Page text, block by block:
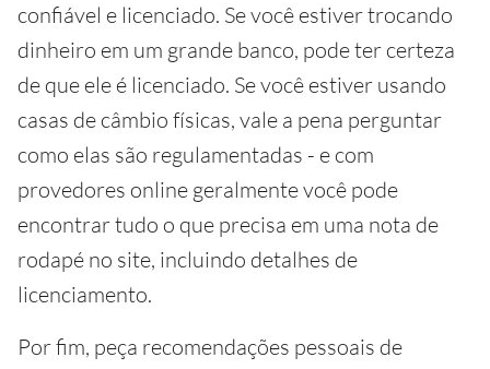
confiável e licenciado. Se você estiver trocando
dinheiro em um grande banco, pode ter certeza
de que ele é licenciado. Se você estiver usando
casas de câmbio físicas, vale a pena perguntar
como elas são regulamentadas - e com
provedores online geralmente você pode
encontrar tudo o que precisa em uma nota de
rodapé no site, incluindo detalhes de
licenciamento.
Por fim, peça recomendações pessoais de